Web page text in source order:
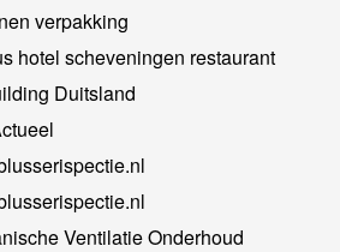
verpakking
hotel scheveningen restaurant
Duitsland
Ventilatie Onderhoud